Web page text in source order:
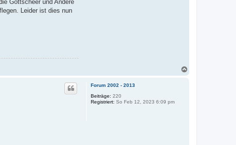
Gottscheer und Andere
Leider ist dies nun
Forum 2002 - 2013
Beiträge: 220
Registriert: So Feb 12, 2023 6:09 pm